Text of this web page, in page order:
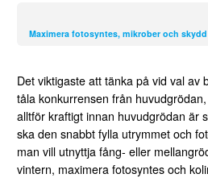
Maximera fotosyntes, mikrober och skydd
Det viktigaste att tänka på vid val av
tåla konkurrensen från
alltför kraftigt innan huvudgrödan är
ska den snabbt fylla utrymmet och
man vill utnyttja fång- eller
vintern, maximera fotosyntes och